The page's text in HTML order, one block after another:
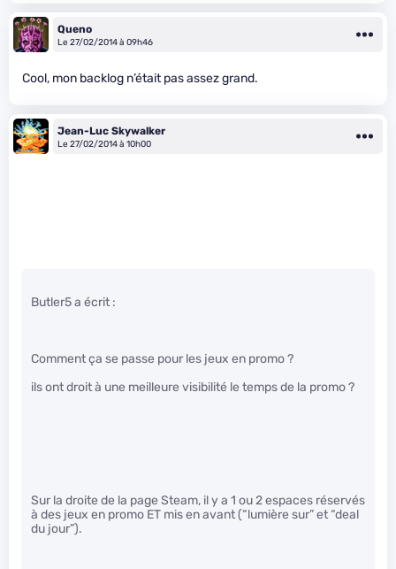
Queno
Le 27/02/2014 à 09h46
Cool, mon backlog n’était pas assez grand.
Jean-Luc Skywalker
Le 27/02/2014 à 10h00
Butler5 a écrit :
Comment ça se passe pour les jeux en promo ?
ils ont droit à une meilleure visibilité le temps de la promo ?
Sur la droite de la page Steam, il y a 1 ou 2 espaces réservés
à des jeux en promo ET mis en avant (“lumière sur” et “deal
du jour”).